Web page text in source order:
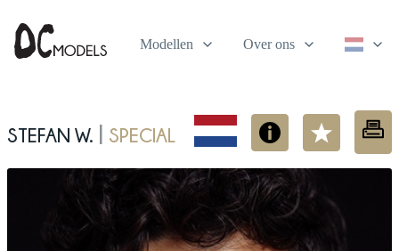
Modellen Over ons
Stefan W. | Special